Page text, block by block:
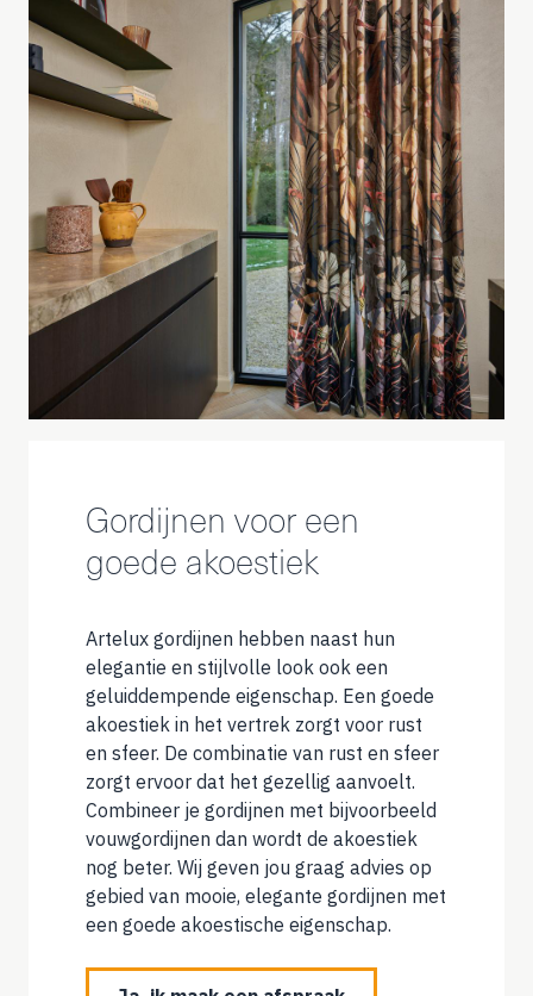
Gordijnen voor een
goede akoestiek
Artelux gordijnen hebben naast hun
elegantie en stijlvolle look ook een
geluiddempende eigenschap. Een goede
akoestiek in het vertrek zorgt voor rust
en sfeer. De combinatie van rust en sfeer
zorgt ervoor dat het gezellig aanvoelt.
Combineer je gordijnen met bijvoorbeeld
vouwgordijnen dan wordt de akoestiek
nog beter. Wij geven jou graag advies op
gebied van mooie, elegante gordijnen met
een goede akoestische eigenschap.